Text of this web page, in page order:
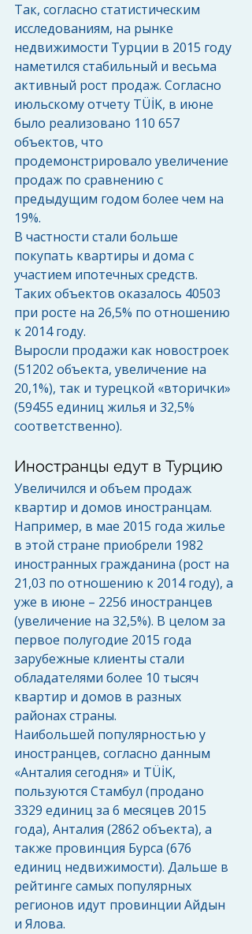
Так, согласно статистическим
исследованиям, на рынке
недвижимости Турции в 2015 году
наметился стабильный и весьма
активный рост продаж. Согласно
июльскому отчету TÜİK, в июне
было реализовано 110 657
объектов, что
продемонстрировало увеличение
продаж по сравнению с
предыдущим годом более чем на
19%.
В частности стали больше
покупать квартиры и дома с
участием ипотечных средств.
Таких объектов оказалось 40503
при росте на 26,5% по отношению
к 2014 году.
Выросли продажи как новостроек
(51202 объекта, увеличение на
20,1%), так и турецкой «вторички»
(59455 единиц жилья и 32,5%
соответственно).
Иностранцы едут в Турцию
Увеличился и объем продаж
квартир и домов иностранцам.
Например, в мае 2015 года жилье
в этой стране приобрели 1982
иностранных гражданина (рост на
21,03 по отношению к 2014 году), а
уже в июне – 2256 иностранцев
(увеличение на 32,5%). В целом за
первое полугодие 2015 года
зарубежные клиенты стали
обладателями более 10 тысяч
квартир и домов в разных
районах страны.
Наибольшей популярностью у
иностранцев, согласно данным
«Анталия сегодня» и TÜİK,
пользуются Стамбул (продано
3329 единиц за 6 месяцев 2015
года), Анталия (2862 объекта), а
также провинция Бурса (676
единиц недвижимости). Дальше в
рейтинге самых популярных
регионов идут провинции Айдын
и Ялова.